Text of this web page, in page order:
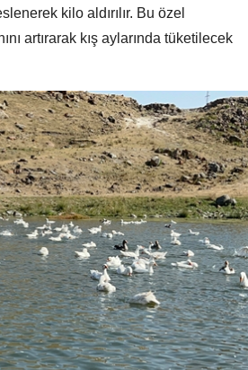
kilo aldırılır. Bu özel
artırarak kış aylarında tüketilecek